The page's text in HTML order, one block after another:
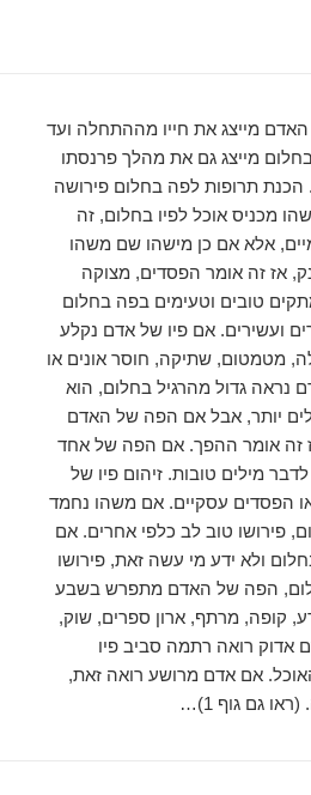
מייצג את חייו מההתחלה ועד
מייצג גם את מהלך פרנסתו
תרופות לפה בחלום פירושה
מכניס אוכל לפיו בחלום, זה
אלא אם כן מישהו שם משהו
אז זה אומר הפסדים, מצוקה
טובים וטעימים בפה בחלום
ועשירים. אם פיו של אדם נקלע
מטמטום, שתיקה, חוסר אונים או
גדול מהרגיל בחלום, הוא
יותר, אבל אם הפה של האדם
זה אומר ההפך. אם הפה של אחד
מילים טובות. זיהום פיו של
הפסדים עסקיים. אם משהו נחמד
פירושו טוב לב כלפי אחרים. אם
ולא ידע מי עשה זאת, פירושו
הפה של האדם מתפרש בשבע
קופה, מרתף, ארון ספרים, שוק,
אדוק רואה רתמה סביב פיו
אם אדם מרושע רואה זאת,
גם גוף 1)…